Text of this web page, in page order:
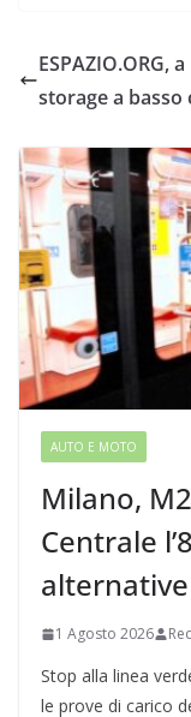
ESPAZIO.ORG,
storage a basso
AUTO E MOTO
Milano,
Centrale
1 Agosto 2026
Stop alla linea
le prove di carico